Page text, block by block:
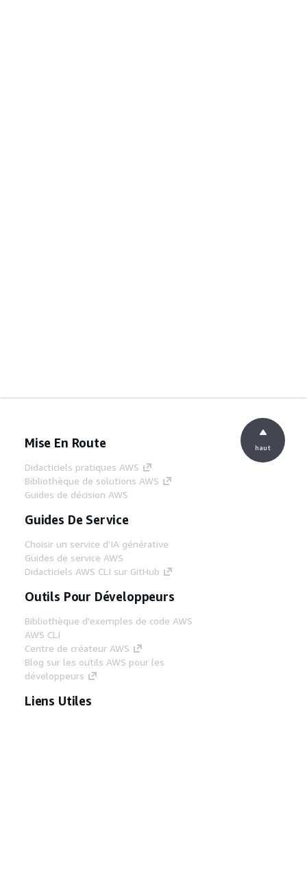
Mise En Route
Didacticiels pratiques AWS
Bibliothèque de solutions AWS
Guides de décision AWS
Guides De Service
Choisir un service d'IA générative
Guides de service AWS
Didacticiels AWS CLI sur GitHub
Outils Pour Développeurs
Bibliothèque d'exemples de code AWS
AWS CLI
Centre de créateur AWS
Blog sur les outils AWS pour les
développeurs
Liens Utiles
haut